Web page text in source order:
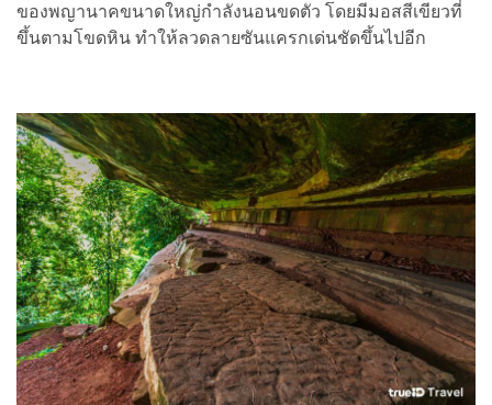
ของพญานาคขนาดใหญ่กำลังนอนขดตัว โดยมีมอสสีเขียวที่
ขึ้นตามโขดหิน ทำให้ลวดลายซันแครกเด่นชัดขึ้นไปอีก